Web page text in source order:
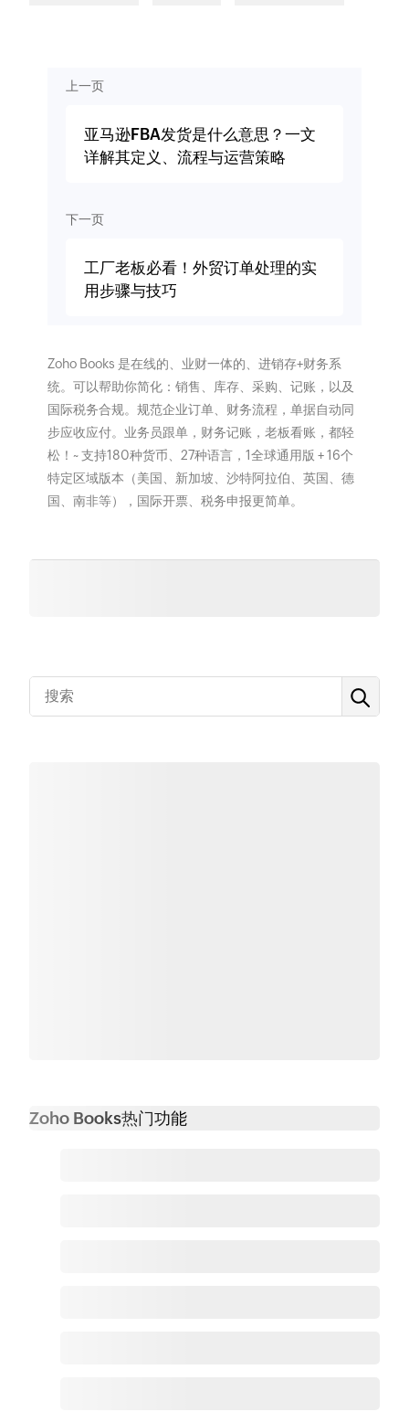
上一页
亚马逊FBA发货是什么意思？一文
详解其定义、流程与运营策略
下一页
工厂老板必看！外贸订单处理的实
用步骤与技巧
Zoho Books 是在线的、业财一体的、进销存+财务系
统。可以帮助你简化：销售、库存、采购、记账，以及
国际税务合规。规范企业订单、财务流程，单据自动同
步应收应付。业务员跟单，财务记账，老板看账，都轻
松！~ 支持180种货币、27种语言，1全球通用版 + 16个
特定区域版本（美国、新加坡、沙特阿拉伯、英国、德
国、南非等），国际开票、税务申报更简单。
Zoho Books热门功能